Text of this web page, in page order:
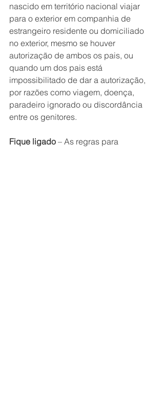
nascido em território nacional viajar
para o exterior em companhia de
estrangeiro residente ou domiciliado
no exterior, mesmo se houver
autorização de ambos os pais, ou
quando um dos pais está
impossibilitado de dar a autorização,
por razões como viagem, doença,
paradeiro ignorado ou discordância
entre os genitores.
Fique ligado – As regras para